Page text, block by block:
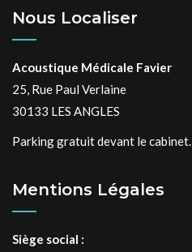
Nous Localiser
Acoustique Médicale Favier
25, Rue Paul Verlaine
30133 LES ANGLES
Parking gratuit devant le cabinet.
Mentions Légales
Siège social :